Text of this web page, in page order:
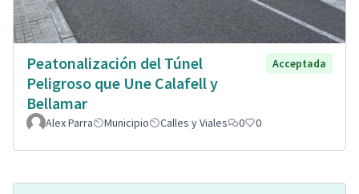
Peatonalización del Túnel
Peligroso que Une Calafell y
Bellamar
Acceptada
Alex Parra Municipio Calles y Viales 0 0